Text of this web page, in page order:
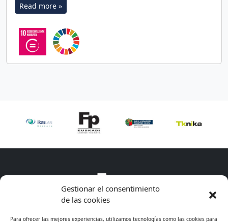
Gestionar el consentimiento
de las cookies
Para ofrecer las mejores experiencias, utilizamos tecnologías como las cookies para
Read more »